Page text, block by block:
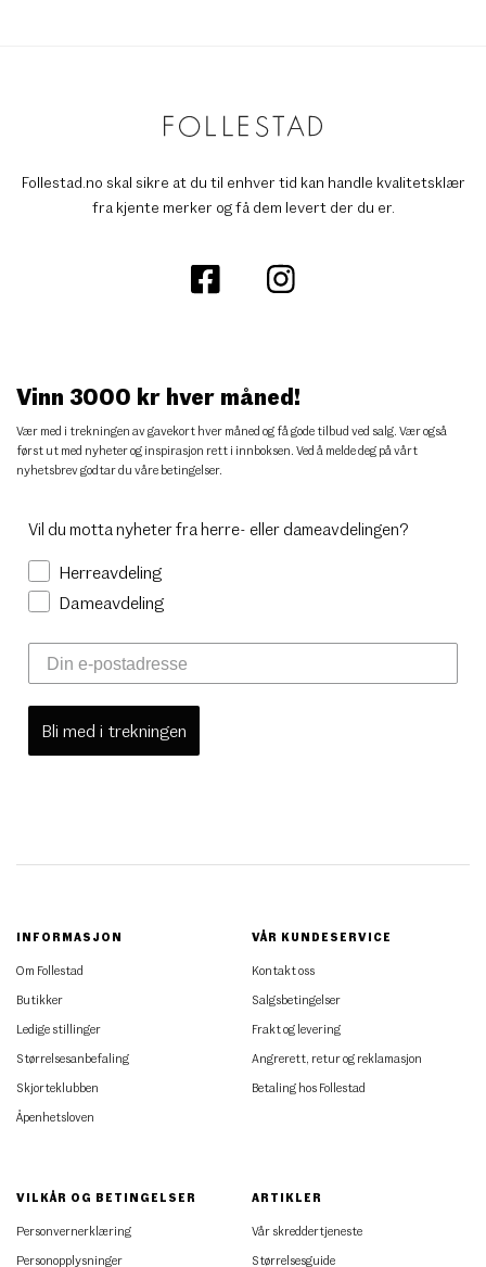
Follestad.no skal sikre at du til enhver tid kan handle kvalitetsklær
fra kjente merker og få dem levert der du er.
Vinn 3000 kr hver måned!
Vær med i trekningen av gavekort hver måned og få gode tilbud ved salg. Vær også
først ut med nyheter og inspirasjon rett i innboksen. Ved å melde deg på vårt
nyhetsbrev godtar du våre betingelser.
Vil du motta nyheter fra herre- eller dameavdelingen?
Herreavdeling
Dameavdeling
Bli med i trekningen
INFORMASJON
Om Follestad
Butikker
Ledige stillinger
Størrelsesanbefaling
Skjorteklubben
Åpenhetsloven
VÅR KUNDESERVICE
Kontakt oss
Salgsbetingelser
Frakt og levering
Angrerett, retur og reklamasjon
Betaling hos Follestad
VILKÅR OG BETINGELSER
Personvernerklæring
Personopplysninger
ARTIKLER
Vår skreddertjeneste
Størrelsesguide